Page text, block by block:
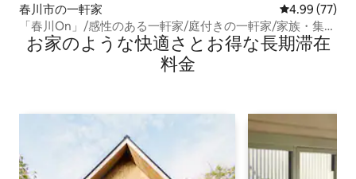
春川市の一軒家 レビュー77
4.99 (77)
「春川On」/感性のある一軒家/庭付きの一軒家/家族・集ま
りの宿泊施設/最大6人
お家のような快⁠適⁠さ⁠とお⁠得⁠な長⁠期⁠滞⁠在
料⁠金